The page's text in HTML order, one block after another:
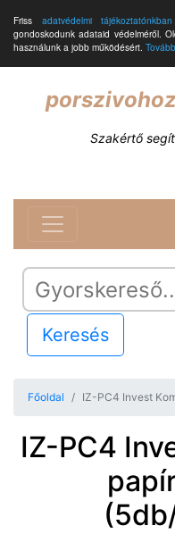
Friss adatvédelmi tájékoztatónkban
gondoskodunk adataid védelméről.
használunk a jobb működésért.
Szakértő
Keresés
Főoldal IZ-PC4 Invest
IZ-PC4